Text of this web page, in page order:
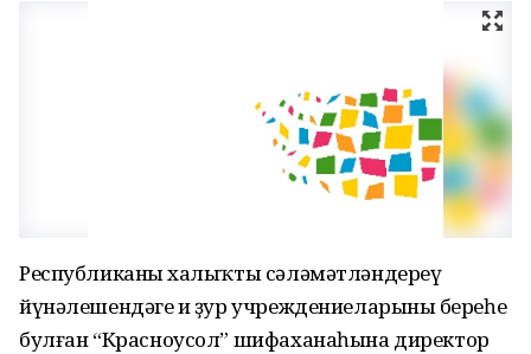
Республиканың халыҡты сәләмәтләндереү
йүнәлешендәге иң ҙур учреждениеларының береһе
булған “Красноусол” шифаханаһына директор